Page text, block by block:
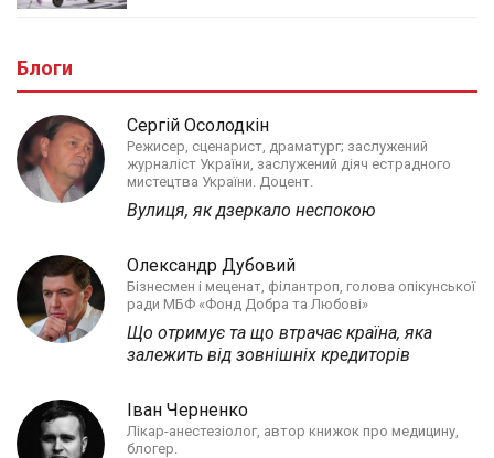
Блоги
Сергій Осолодкін
Режисер, сценарист, драматург; заслужений
журналіст України, заслужений діяч естрадного
мистецтва України. Доцент.
Вулиця, як дзеркало неспокою
Олександр Дубовий
Бізнесмен і меценат, філантроп, голова опікунської
ради МБФ «Фонд Добра та Любові»
Що отримує та що втрачає країна, яка
залежить від зовнішніх кредиторів
Іван Черненко
Лікар-анестезіолог, автор книжок про медицину,
блогер.